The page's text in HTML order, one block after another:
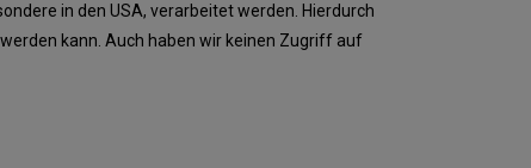
in den USA, verarbeitet werden. Hierdurch
kann. Auch haben wir keinen Zugriff auf